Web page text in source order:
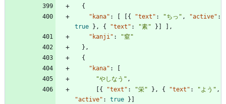
{
"kana" : { "text" : "ちっ" , "active" :
true
} , { "text" : "素" }
,
"kanji" :
"窒"
} ,
{
"kana" :
"やしなう" ,
{ "text" : "栄" } , { "text" : "よう" ,
"active" : true }